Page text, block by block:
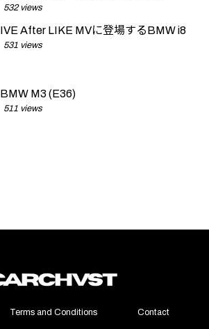
532 views
IVE After LIKE MVに登場するBMW i8
531 views
BMW M3 (E36)
511 views
Terms and Conditions Contact